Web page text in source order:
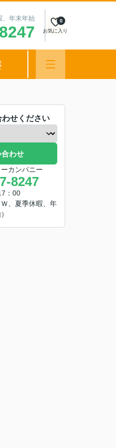
、年末年始
お気に入り
0
せください
わせ
カンパニー
8247
：00
Ｗ、夏季休暇、年